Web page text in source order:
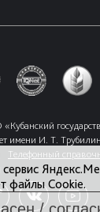
имени И. Т.
Телефонный
файлы Cookie.